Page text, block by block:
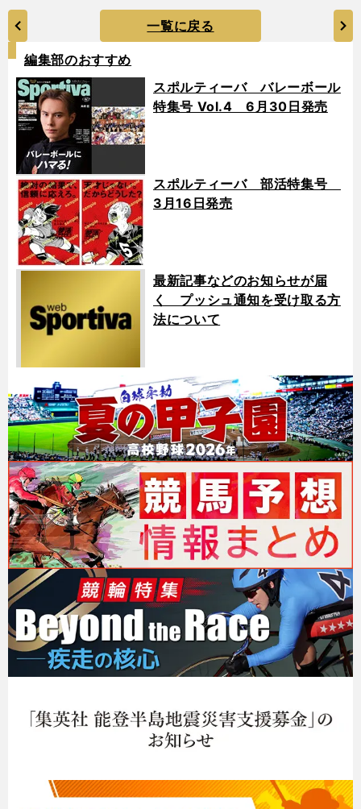
一覧に戻る
編集部のおすすめ
スポルティーバ バレーボール
特集号 Vol.4 6月30日発売
スポルティーバ 部活特集号
3月16日発売
最新記事などのお知らせが届
く プッシュ通知を受け取る方
法について